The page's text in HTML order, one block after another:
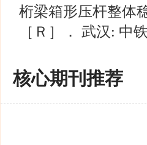
桁梁箱形压杆整体
［Ｒ］． 武汉: 中
核心期刊推荐